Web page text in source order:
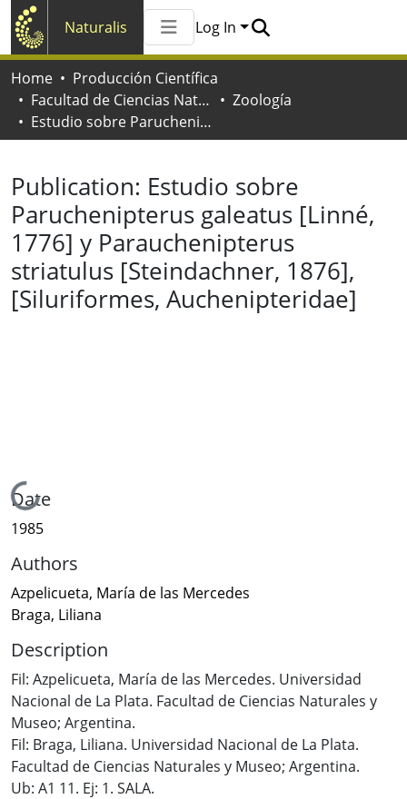
Naturalis
All of Naturalis
Log In
Home
Producción Científica
Facultad de Ciencias Naturales y Museo
Zoología
Estudio sobre Paruchenipterus galeatus [Linné, 1776] y Parauchenipterus striatulus [Steindachner, 1876], [Siluriformes, Auchenipteridae]
Publication: Estudio sobre
Paruchenipterus galeatus [Linné,
1776] y Parauchenipterus
striatulus [Steindachner, 1876],
[Siluriformes, Auchenipteridae]
Loading...
Date
1985
Authors
Azpelicueta, María de las Mercedes
Braga, Liliana
Description
Fil: Azpelicueta, María de las Mercedes. Universidad
Nacional de La Plata. Facultad de Ciencias Naturales y
Museo; Argentina.
Fil: Braga, Liliana. Universidad Nacional de La Plata.
Facultad de Ciencias Naturales y Museo; Argentina.
Ub: A1 11. Ej: 1. SALA.